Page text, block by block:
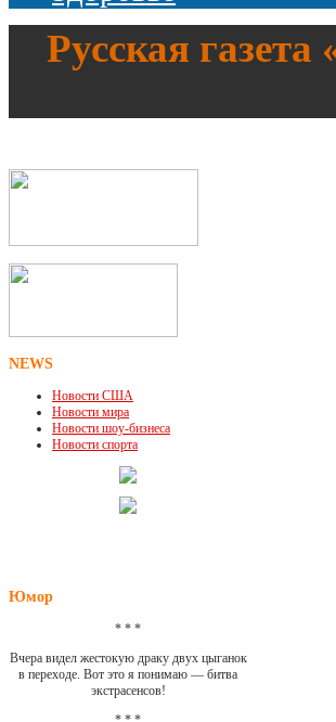
Русская газета
NEWS
Новости США
Новости мира
Новости шоу-бизнеса
Новости спорта
Юмор
* * *
Вчера видел жестокую драку двух цыганок
в переходе. Вот это я понимаю — битва
экстрасенсов!